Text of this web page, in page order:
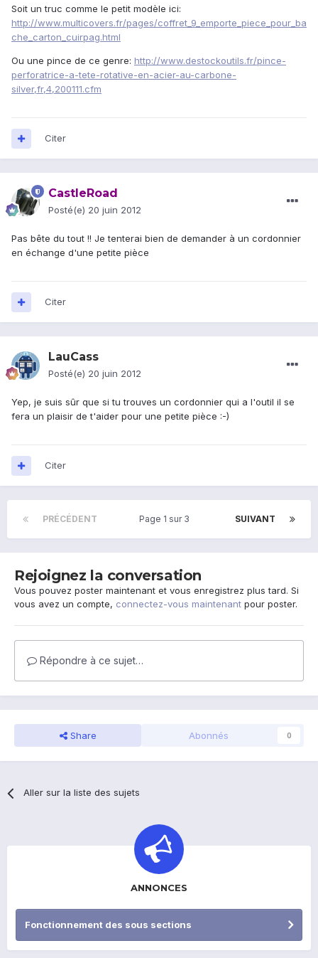
Soit un truc comme le petit modèle ici:
http://www.multicovers.fr/pages/coffret_9_emporte_piece_pour_ba
che_carton_cuirpag.html
Ou une pince de ce genre: http://www.destockoutils.fr/pince-
perforatrice-a-tete-rotative-en-acier-au-carbone-
silver,fr,4,200111.cfm
Citer
CastleRoad
Posté(e) 20 juin 2012
Pas bête du tout !! Je tenterai bien de demander à un cordonnier
en échange d'une petite pièce
Citer
LauCass
Posté(e) 20 juin 2012
Yep, je suis sûr que si tu trouves un cordonnier qui a l'outil il se
fera un plaisir de t'aider pour une petite pièce :-)
Citer
PRÉCÉDENT SUIVANT
Page 1 sur 3
Rejoignez la conversation
Vous pouvez poster maintenant et vous enregistrez plus tard. Si
vous avez un compte, connectez-vous maintenant pour poster.
Répondre à ce sujet…
Share Abonnés 0
Aller sur la liste des sujets
ANNONCES
Fonctionnement des sous sections